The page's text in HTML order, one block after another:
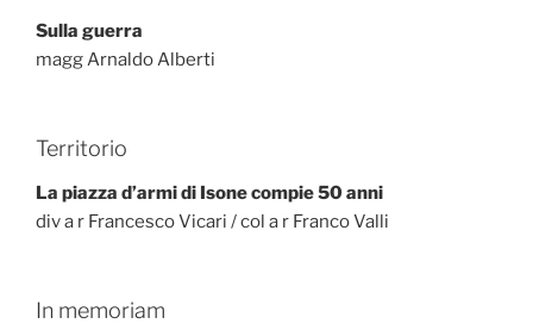
Sulla guerra
magg Arnaldo Alberti
Territorio
La piazza d’armi di Isone compie 50 anni
div a r Francesco Vicari / col a r Franco Valli
In memoriam